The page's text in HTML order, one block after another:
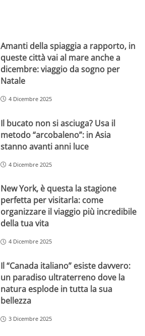
Amanti della spiaggia a rapporto, in
queste città vai al mare anche a
dicembre: viaggio da sogno per
Natale
4 Dicembre 2025
Il bucato non si asciuga? Usa il
metodo “arcobaleno”: in Asia
stanno avanti anni luce
4 Dicembre 2025
New York, è questa la stagione
perfetta per visitarla: come
organizzare il viaggio più incredibile
della tua vita
4 Dicembre 2025
Il “Canada italiano” esiste davvero:
un paradiso ultraterreno dove la
natura esplode in tutta la sua
bellezza
3 Dicembre 2025